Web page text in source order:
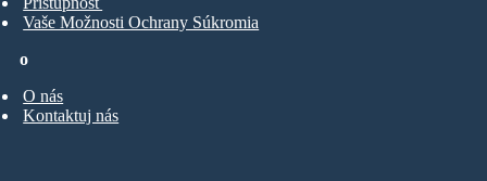
o
O nás
Kontaktuj nás
Vaše Možnosti Ochrany Súkromia